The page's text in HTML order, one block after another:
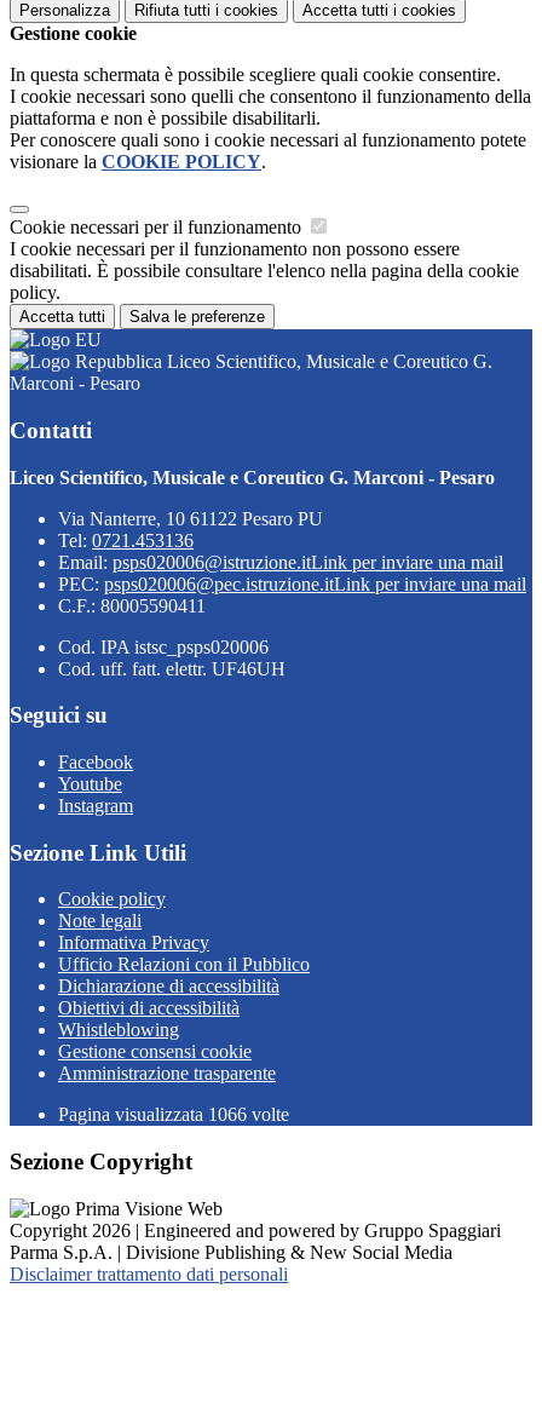
Personalizza Rifiuta tutti i cookies Accetta tutti i cookies
Gestione cookie
In questa schermata è possibile scegliere quali cookie consentire.
I cookie necessari sono quelli che consentono il funzionamento della
piattaforma e non è possibile disabilitarli.
Per conoscere quali sono i cookie necessari al funzionamento potete
visionare la COOKIE POLICY.
Cookie necessari per il funzionamento
I cookie necessari per il funzionamento non possono essere
disabilitati. È possibile consultare l'elenco nella pagina della cookie
policy.
Accetta tutti Salva le preferenze
Liceo Scientifico, Musicale e Coreutico G.
Marconi - Pesaro
Contatti
Liceo Scientifico, Musicale e Coreutico G. Marconi - Pesaro
Via Nanterre, 10 61122 Pesaro PU
Tel: 0721.453136
Email: psps020006@istruzione.itLink per inviare una mail
PEC: psps020006@pec.istruzione.itLink per inviare una mail
C.F.: 80005590411
Cod. IPA istsc_psps020006
Cod. uff. fatt. elettr. UF46UH
Seguici su
Facebook
Youtube
Instagram
Sezione Link Utili
Cookie policy
Note legali
Informativa Privacy
Ufficio Relazioni con il Pubblico
Dichiarazione di accessibilità
Obiettivi di accessibilità
Whistleblowing
Gestione consensi cookie
Amministrazione trasparente
Pagina visualizzata 1066 volte
Sezione Copyright
Copyright 2026 | Engineered and powered by Gruppo Spaggiari
Parma S.p.A. | Divisione Publishing & New Social Media
Disclaimer trattamento dati personali